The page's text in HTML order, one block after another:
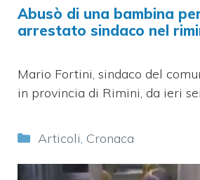
Abusò di una bambina
arrestato sindaco nel
Mario Fortini, sindaco del
in provincia di Rimini, da ieri
Categorie
Articoli, Cronaca